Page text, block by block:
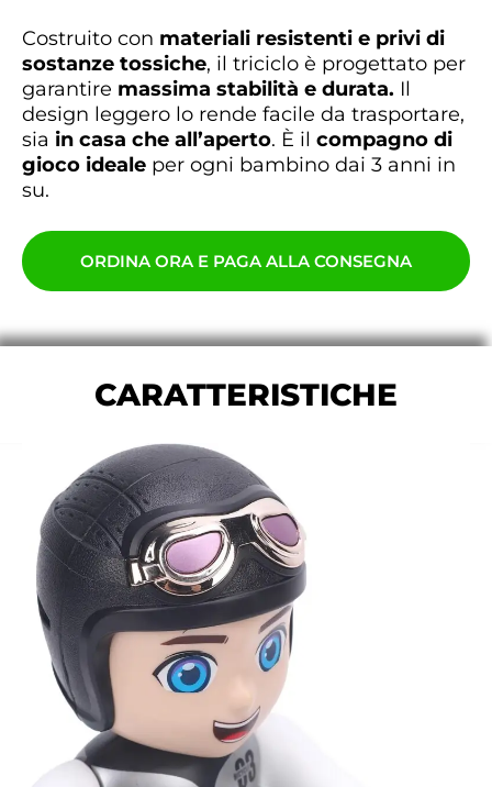
Costruito con materiali resistenti e privi di
sostanze tossiche, il triciclo è progettato per
garantire massima stabilità e durata. Il
design leggero lo rende facile da trasportare,
sia in casa che all’aperto. È il compagno di
gioco ideale per ogni bambino dai 3 anni in
su.
ORDINA ORA E PAGA ALLA CONSEGNA
CARATTERISTICHE